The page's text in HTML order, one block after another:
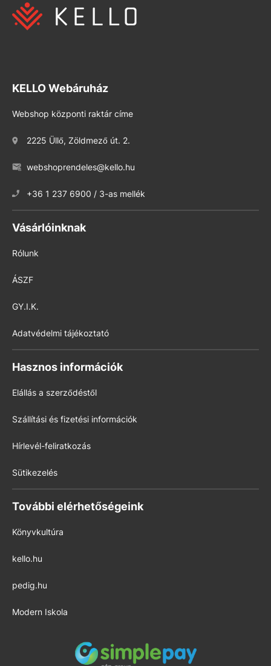
KELLO Webáruház
Webshop központi raktár címe
2225 Üllő, Zöldmező út. 2.
webshoprendeles@kello.hu
+36 1 237 6900 / 3-as mellék
Vásárlóinknak
Rólunk
ÁSZF
GY.I.K.
Adatvédelmi tájékoztató
Hasznos információk
Elállás a szerződéstől
Szállítási és fizetési információk
Hírlevél-feliratkozás
Sütikezelés
További elérhetőségeink
Könyvkultúra
kello.hu
pedig.hu
Modern Iskola